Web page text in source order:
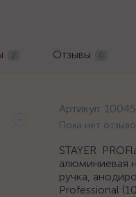
2 Отзывы 0
Артикул:
Пока нет
STAYER
алюминиевая
ручка,
Professional